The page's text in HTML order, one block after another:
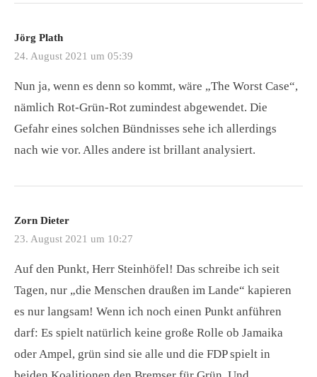
Jörg Plath
24. August 2021 um 05:39
Nun ja, wenn es denn so kommt, wäre „The Worst Case“,
nämlich Rot-Grün-Rot zumindest abgewendet. Die
Gefahr eines solchen Bündnisses sehe ich allerdings
nach wie vor. Alles andere ist brillant analysiert.
Zorn Dieter
23. August 2021 um 10:27
Auf den Punkt, Herr Steinhöfel! Das schreibe ich seit
Tagen, nur „die Menschen draußen im Lande“ kapieren
es nur langsam! Wenn ich noch einen Punkt anführen
darf: Es spielt natürlich keine große Rolle ob Jamaika
oder Ampel, grün sind sie alle und die FDP spielt in